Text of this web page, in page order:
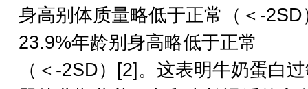
身高别体质量略低于正常（＜-2SD
23.9%年龄别身高略低于正常
（＜-2SD）[2]。这表明牛奶蛋白